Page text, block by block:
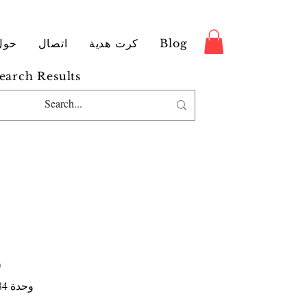
اتصال كرت هدية Blog
Results
وحدة SKU: 9789185365784